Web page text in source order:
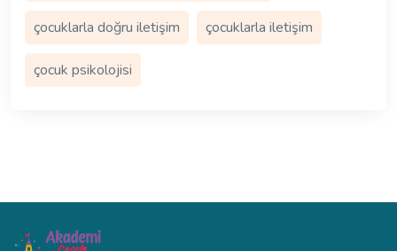
çocuklarla doğru iletişim çocuklarla iletişim
çocuk psikolojisi